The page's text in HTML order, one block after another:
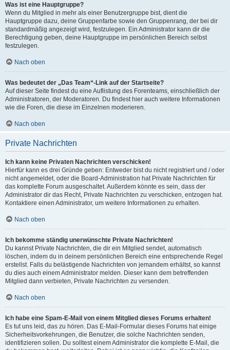
Was ist eine Hauptgruppe?
Wenn du Mitglied in mehr als einer Benutzergruppe bist, dient die
Hauptgruppe dazu, deine Gruppenfarbe sowie den Gruppenrang, der bei dir
standardmäßig angezeigt wird, festzulegen. Ein Administrator kann dir die
Berechtigung geben, deine Hauptgruppe im persönlichen Bereich selbst
festzulegen.
Nach oben
Was bedeutet der „Das Team“-Link auf der Startseite?
Auf dieser Seite findest du eine Auflistung des Forenteams, einschließlich der
Administratoren, der Moderatoren. Du findest hier auch weitere Informationen
wie die Foren, die diese im Einzelnen moderieren.
Nach oben
Private Nachrichten
Ich kann keine Privaten Nachrichten verschicken!
Hierfür kann es drei Gründe geben: Entweder bist du nicht registriert und / oder
nicht angemeldet, oder die Board-Administration hat Private Nachrichten für
das komplette Forum ausgeschaltet. Außerdem könnte es sein, dass der
Administrator dir das Recht, Private Nachrichten zu verschicken, entzogen hat.
Kontaktiere einen Administrator, um weitere Informationen zu erhalten.
Nach oben
Ich bekomme ständig unerwünschte Private Nachrichten!
Du kannst Private Nachrichten, die dir ein Mitglied sendet, automatisch
löschen, indem du in deinem persönlichen Bereich eine entsprechende Regel
erstellst. Falls du belästigende Nachrichten von jemandem erhältst, so kannst
du dies auch einem Administrator melden. Dieser kann dem betreffenden
Mitglied dann verbieten, Private Nachrichten zu versenden.
Nach oben
Ich habe eine Spam-E-Mail von einem Mitglied dieses Forums erhalten!
Es tut uns leid, das zu hören. Das E-Mail-Formular dieses Forums hat einige
Sicherheitsvorkehrungen, die Benutzer, die solche Nachrichten senden,
identifizieren sollen. Du solltest einem Administrator die komplette E-Mail, die